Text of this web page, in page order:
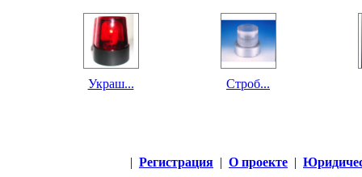
Украш... Строб...
| Регистрация | О проекте |